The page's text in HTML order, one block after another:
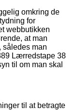
omkring de
for
webbutikken
at man
således man
Lærredstape 38
til om man skal
til at betragte